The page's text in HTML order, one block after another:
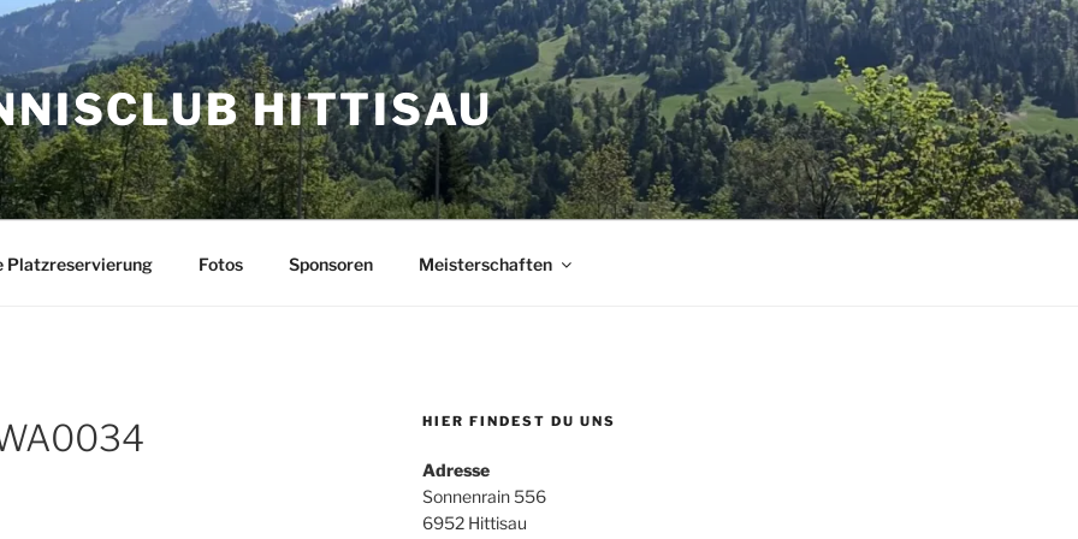
HITTISAU
Platzreservierung Fotos Sponsoren Meisterschaften
HIER FINDEST DU UNS
Adresse
Sonnenrain 556
6952 Hittisau